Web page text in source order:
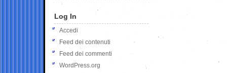
Log In
Accedi
Feed dei contenuti
Feed dei commenti
WordPress.org